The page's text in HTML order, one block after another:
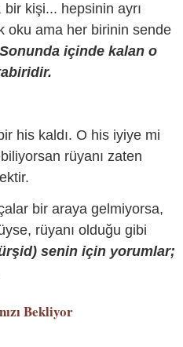
kişi... hepsinin ayrı
oku ama her birinin sende
Sonunda içinde kalan o
his kaldı. O his iyiye mi
rüyanı zaten
bir araya gelmiyorsa,
rüyanı olduğu gibi
senin için yorumlar;
Bekliyor